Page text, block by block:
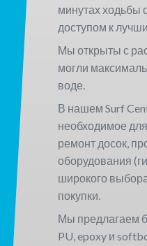
минутах ходьбы
доступом к
Мы открыты с
могли
воде.
В нашем Surf
необходимое для
ремонт досок,
оборудования
широкого
покупки.
Мы предлагаем
PU, epoxy и